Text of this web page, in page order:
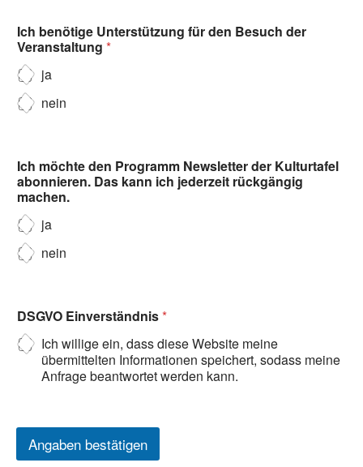
Ich benötige Unterstützung für den Besuch der
Veranstaltung *
ja
nein
Ich möchte den Programm Newsletter der Kulturtafel
abonnieren. Das kann ich jederzeit rückgängig
machen.
ja
nein
DSGVO Einverständnis*
Ich willige ein, dass diese Website meine
übermittelten Informationen speichert, sodass meine
Anfrage beantwortet werden kann.
Angaben bestätigen